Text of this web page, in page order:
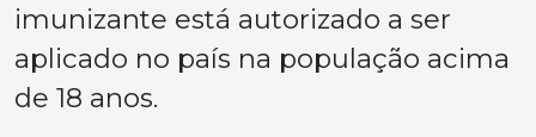
imunizante está autorizado a ser
aplicado no país na população acima
de 18 anos.